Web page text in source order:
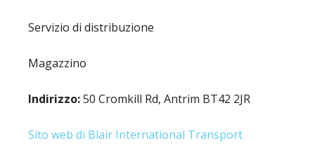
Servizio di distribuzione
Magazzino
Indirizzo:50 Cromkill Rd, Antrim BT42 2JR
Sito web di Blair International Transport